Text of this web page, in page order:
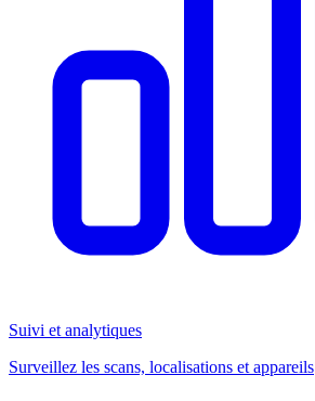
Suivi et analytiques
Surveillez les scans, localisations et appareils